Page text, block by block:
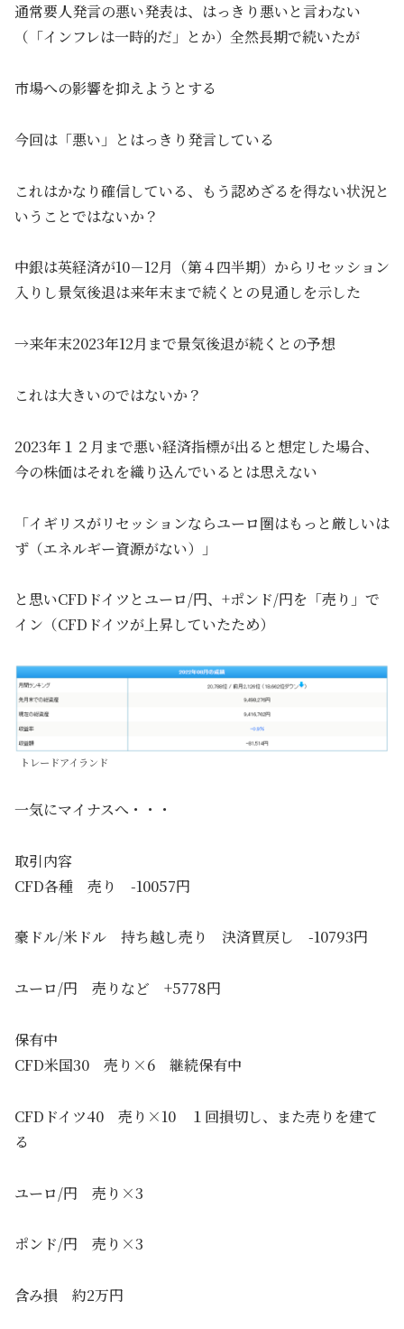
通常要人発言の悪い発表は、はっきり悪いと言わない
（「インフレは一時的だ」とか）全然長期で続いたが
市場への影響を抑えようとする
今回は「悪い」とはっきり発言している
これはかなり確信している、もう認めざるを得ない状況と
いうことではないか？
中銀は英経済が10－12月（第４四半期）からリセッション
入りし景気後退は来年末まで続くとの見通しを示した
→来年末2023年12月まで景気後退が続くとの予想
これは大きいのではないか？
2023年１２月まで悪い経済指標が出ると想定した場合、
今の株価はそれを織り込んでいるとは思えない
「イギリスがリセッションならユーロ圏はもっと厳しいは
ず（エネルギー資源がない）」
と思いCFDドイツとユーロ/円、+ポンド/円を「売り」で
イン（CFDドイツが上昇していたため）
トレードアイランド
一気にマイナスへ・・・
取引内容
CFD各種 売り -10057円
豪ドル/米ドル 持ち越し売り 決済買戻し -10793円
ユーロ/円 売りなど +5778円
保有中
CFD米国30 売り×6 継続保有中
CFDドイツ40 売り×10 １回損切し、また売りを建て
る
ユーロ/円 売り×3
ポンド/円 売り×3
含み損 約2万円